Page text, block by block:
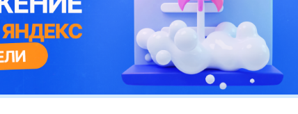
Электрические вытяжки для кухни:особенности применения
Фасады для кухни своими руками — ваша фантазия, плюс навыки
сотворят чудеса
Шьем шторы на кухню сами: пошаговая инструкция
Чем отмыть жир на кухне – советы опытных хозяек
Цветовая гамма кухни: рекомендации по выбору оптимального